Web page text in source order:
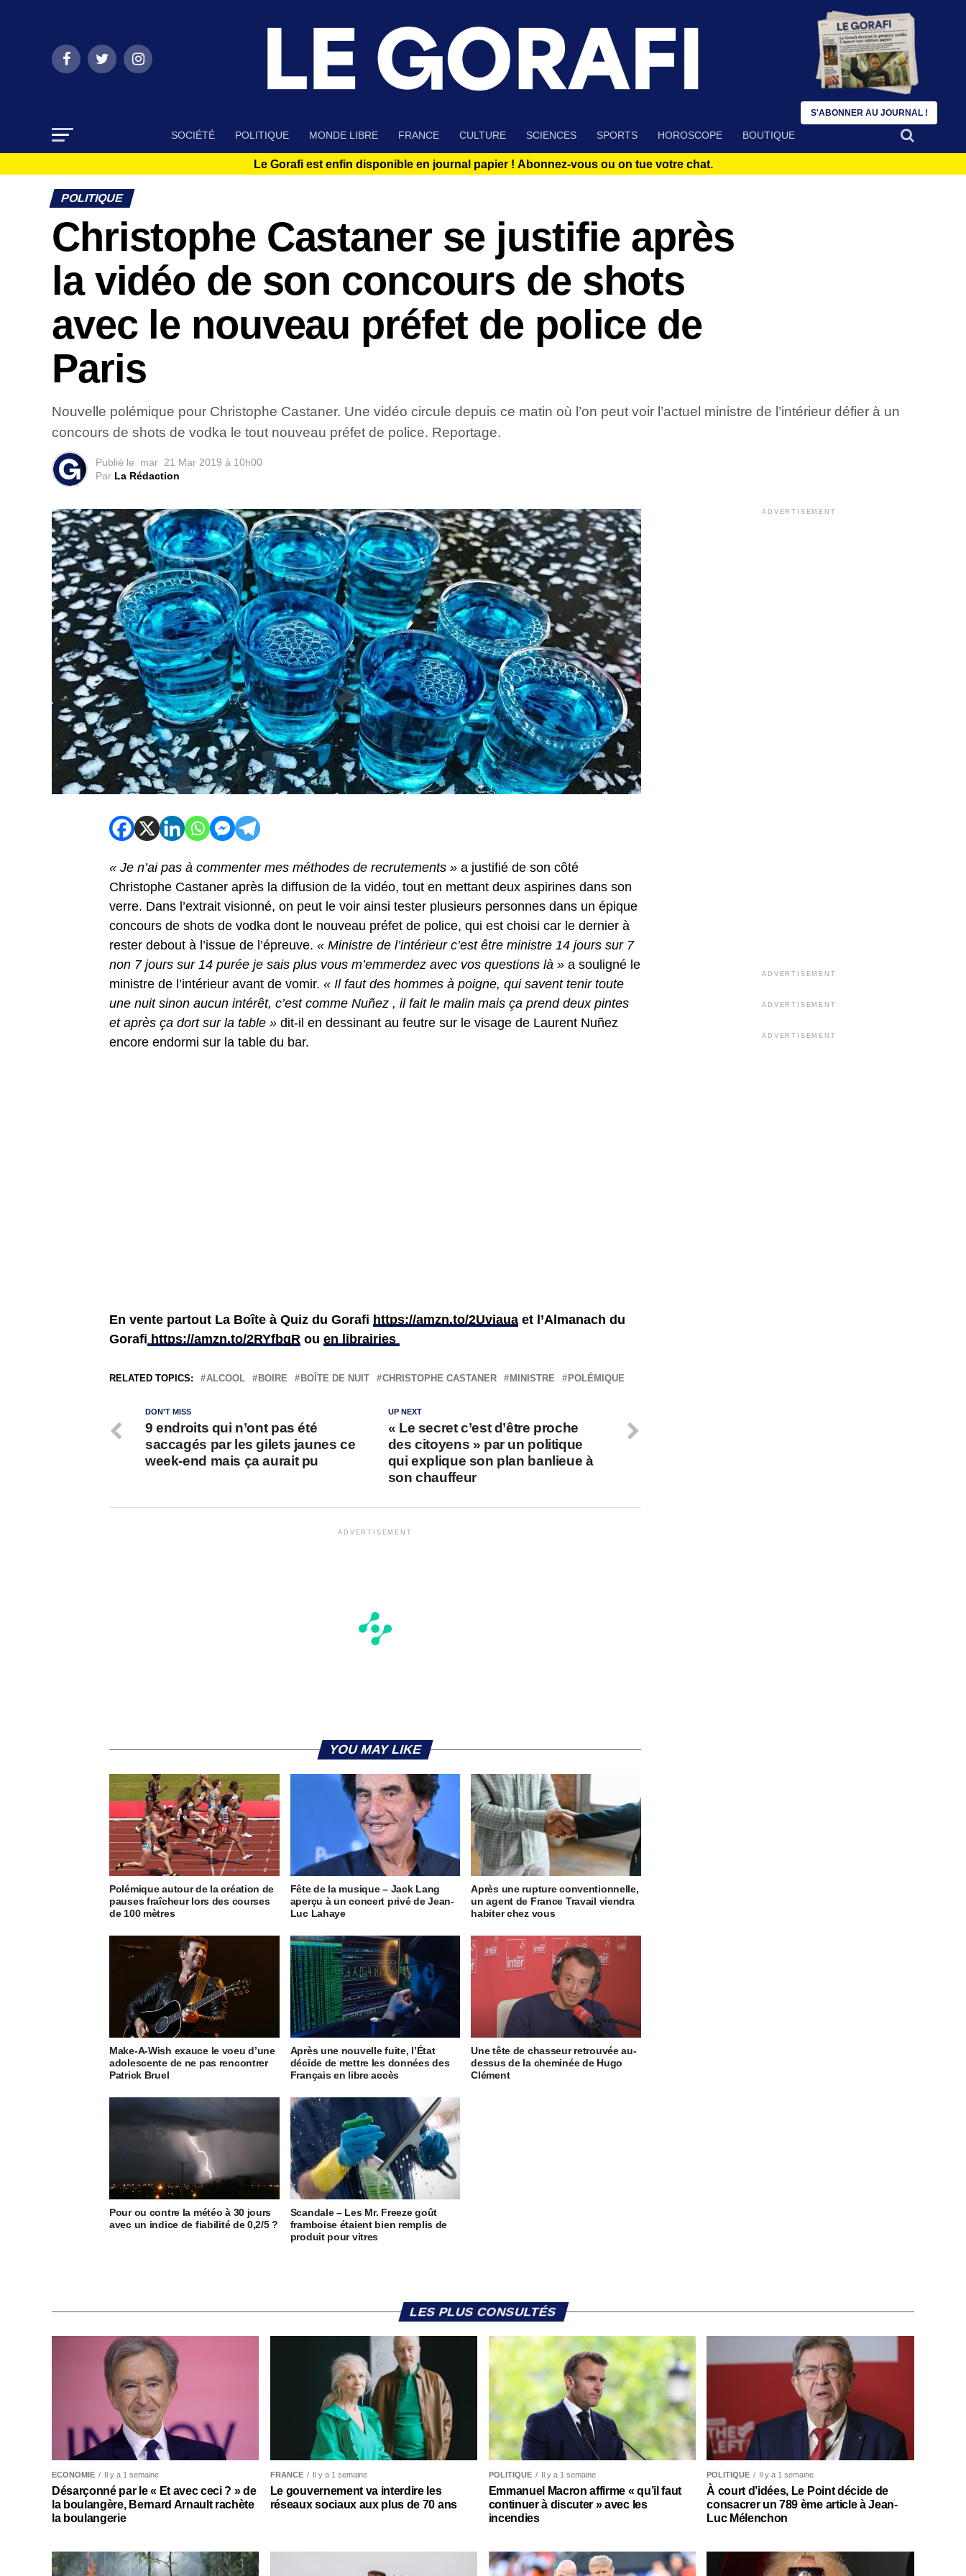
SOCIÉTÉ POLITIQUE MONDE LIBRE FRANCE CULTURE SCIENCES SPORTS HOROSCOPE BOUTIQUE
Le Gorafi est enfin disponible en journal papier ! Abonnez-vous ou on tue votre chat.
POLITIQUE
Christophe Castaner se justifie après
la vidéo de son concours de shots
avec le nouveau préfet de police de
Paris
Nouvelle polémique pour Christophe Castaner. Une vidéo circule depuis ce matin où l’on peut voir l’actuel ministre de l’intérieur défier à un
concours de shots de vodka le tout nouveau préfet de police. Reportage.
Publié le mar 21 Mar 2019 à 10h00
Par La Rédaction
« Je n’ai pas à commenter mes méthodes de recrutements » a justifié de son côté
Christophe Castaner après la diffusion de la vidéo, tout en mettant deux aspirines dans son
verre. Dans l’extrait visionné, on peut le voir ainsi tester plusieurs personnes dans un épique
concours de shots de vodka dont le nouveau préfet de police, qui est choisi car le dernier à
rester debout à l’issue de l’épreuve. « Ministre de l’intérieur c’est être ministre 14 jours sur 7
non 7 jours sur 14 purée je sais plus vous m’emmerdez avec vos questions là » a souligné le
ministre de l’intérieur avant de vomir. « Il faut des hommes à poigne, qui savent tenir toute
une nuit sinon aucun intérêt, c’est comme Nuñez , il fait le malin mais ça prend deux pintes
et après ça dort sur la table » dit-il en dessinant au feutre sur le visage de Laurent Nuñez
encore endormi sur la table du bar.
En vente partout La Boîte à Quiz du Gorafi https://amzn.to/2Uviaua et l’Almanach du
Gorafi https://amzn.to/2RYfbgR ou en librairies
RELATED TOPICS: ALCOOL BOIRE BOÎTE DE NUIT CHRISTOPHE CASTANER MINISTRE POLÉMIQUE
UP NEXT
« Le secret c’est d’être proche
des citoyens » par un politique
qui explique son plan banlieue à
son chauffeur
DON'T MISS
9 endroits qui n’ont pas été
saccagés par les gilets jaunes ce
week-end mais ça aurait pu
ADVERTISEMENT
YOU MAY LIKE
Polémique autour de la création de
pauses fraîcheur lors des courses
de 100 mètres
Fête de la musique – Jack Lang
aperçu à un concert privé de Jean-
Luc Lahaye
Après une rupture conventionnelle,
un agent de France Travail viendra
habiter chez vous
Make-A-Wish exauce le voeu d’une
adolescente de ne pas rencontrer
Patrick Bruel
Après une nouvelle fuite, l’État
décide de mettre les données des
Français en libre accès
Une tête de chasseur retrouvée au-
dessus de la cheminée de Hugo
Clément
Pour ou contre la météo à 30 jours
avec un indice de fiabilité de 0,2/5 ?
Scandale – Les Mr. Freeze goût
framboise étaient bien remplis de
produit pour vitres
ADVERTISEMENT
ADVERTISEMENT
ADVERTISEMENT
ADVERTISEMENT
LES PLUS CONSULTÉS
ECONOMIE Il y a 1 semaine
Désarçonné par le « Et avec ceci ? » de
la boulangère, Bernard Arnault rachète
la boulangerie
FRANCE Il y a 1 semaine
Le gouvernement va interdire les
réseaux sociaux aux plus de 70 ans
POLITIQUE Il y a 1 semaine
Emmanuel Macron affirme « qu’il faut
continuer à discuter » avec les
incendies
POLITIQUE Il y a 1 semaine
À court d’idées, Le Point décide de
consacrer un 789 ème article à Jean-
Luc Mélenchon
S'ABONNER AU JOURNAL !